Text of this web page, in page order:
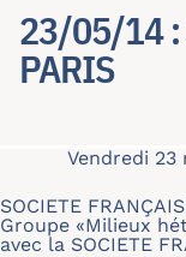
23/05/14 :
PARIS
Vendredi 23
SOCIETE
Groupe «Milieux
avec la SOCIETE